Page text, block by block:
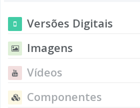
Versões Digitais
Imagens
Vídeos
Componentes